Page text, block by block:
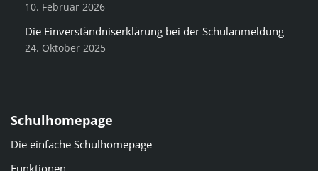
10. Februar 2026
Die Einverständniserklärung bei der Schulanmeldung
24. Oktober 2025
Schulhomepage
Die einfache Schulhomepage